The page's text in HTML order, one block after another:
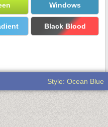
Windows
Black Blood
Style: Ocean Blue